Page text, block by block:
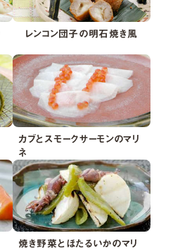
レンコン団子の明石焼き風
カブとスモークサーモンのマリ
ネ
焼き野菜とほたるいかのマリ